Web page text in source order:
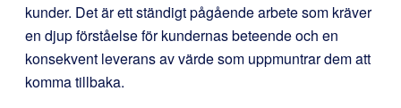
kunder. Det är ett ständigt pågående arbete som kräver
en djup förståelse för kundernas beteende och en
konsekvent leverans av värde som uppmuntrar dem att
komma tillbaka.